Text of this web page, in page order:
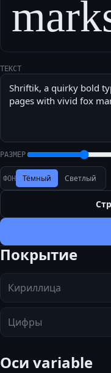
ТЕКСТ
РАЗМЕР
ФОН Тёмный Светлый
Покрытие
Кириллица
Цифры
Оси variable